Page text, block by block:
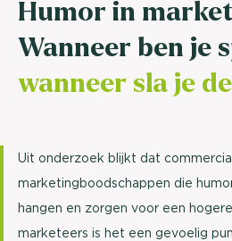
Humor in
Wanneer ben je
wanneer sla je
Uit onderzoek blijkt dat
marketingboodschappen die
hangen en zorgen voor een
marketeers is het een gevoelig